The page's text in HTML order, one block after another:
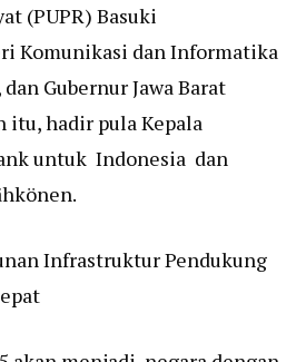
(PUPR) Basuki
Komunikasi dan Informatika
Gubernur Jawa Barat
itu, hadir pula Kepala
untuk Indonesia dan
Infrastruktur Pendukung